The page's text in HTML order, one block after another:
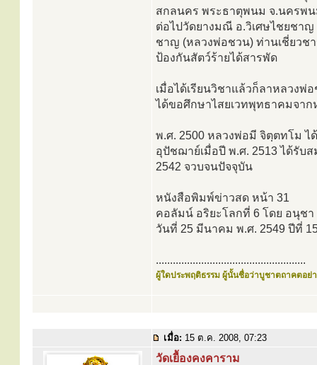
สกลนคร พระธาตุพนม จ.นครพน
ต่อไปวัดยางมณี อ.วิเศษไชยชาญ
ชาญ (หลวงพ่อชวน) ท่านเชี่ยวช
ป้องกันสัตว์ร้ายได้สารพัด
เมื่อได้เรียนวิชาแล้วก็ลาหลวง
ได้ขอศึกษาไสยเวทพุทธาคมจา
พ.ศ. 2500 หลวงพ่อมี จิตฺตทโม ไ
อุปัชฌาย์เมื่อปี พ.ศ. 2513 ได้รับ
2542 จวบจนปัจจุบัน
หนังสือพิมพ์ข่าวสด หน้า 31
คอลัมน์ อริยะโลกที่ 6 โดย อนุชา
วันที่ 25 มีนาคม พ.ศ. 2549 ปีที่
.....................................................
ผู้ใดประพฤติธรรม ผู้นั้นชื่อว่าบูชาตถาคตอย่า
เมื่อ: 15 ต.ค. 2008, 07:23
วัดเยื้องคงคาราม